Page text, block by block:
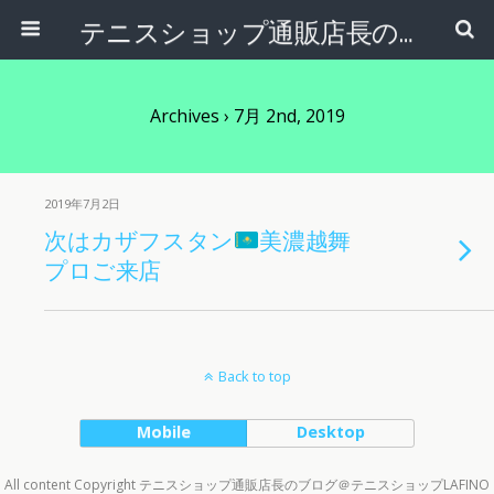
テニスショップ通販店長のブログ＠テニスショップLAFINO 西山克久
Archives › 7月 2nd, 2019
2019年7月2日
次はカザフスタン
美濃越舞
プロご来店
Back to top
Mobile Desktop
All content Copyright テニスショップ通販店長のブログ＠テニスショップLAFINO